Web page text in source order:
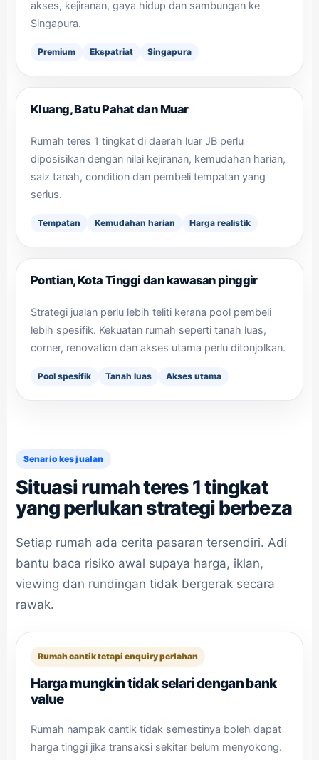
akses, kejiranan, gaya hidup dan sambungan ke
Singapura.
Premium Ekspatriat Singapura
Kluang, Batu Pahat dan Muar
Rumah teres 1 tingkat di daerah luar JB perlu
diposisikan dengan nilai kejiranan, kemudahan harian,
saiz tanah, condition dan pembeli tempatan yang
serius.
Tempatan Kemudahan harian Harga realistik
Pontian, Kota Tinggi dan kawasan pinggir
Strategi jualan perlu lebih teliti kerana pool pembeli
lebih spesifik. Kekuatan rumah seperti tanah luas,
corner, renovation dan akses utama perlu ditonjolkan.
Pool spesifik Tanah luas Akses utama
Senario kes jualan
Situasi rumah teres 1 tingkat
yang perlukan strategi berbeza
Setiap rumah ada cerita pasaran tersendiri. Adi
bantu baca risiko awal supaya harga, iklan,
viewing dan rundingan tidak bergerak secara
rawak.
Rumah cantik tetapi enquiry perlahan
Harga mungkin tidak selari dengan bank
value
Rumah nampak cantik tidak semestinya boleh dapat
harga tinggi jika transaksi sekitar belum menyokong.